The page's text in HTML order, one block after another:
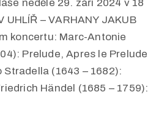
neděle 29. září 2024 v 18
UHLÍŘ – VARHANY JAKUB
koncertu: Marc-Antonie
Prelude, Apres le Prelude
(1643 – 1682):
Händel (1685 – 1759):